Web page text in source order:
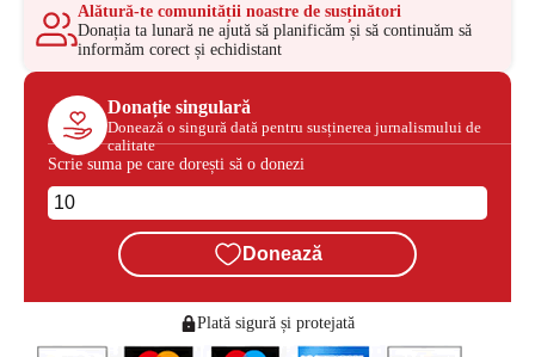
Alătură-te comunității noastre de susținători
Donația ta lunară ne ajută să planificăm și să continuăm să
informăm corect și echidistant
Donație singulară
Donează o singură dată pentru susținerea jurnalismului de
calitate
Scrie suma pe care dorești să o donezi
Donează
Plată sigură și protejată